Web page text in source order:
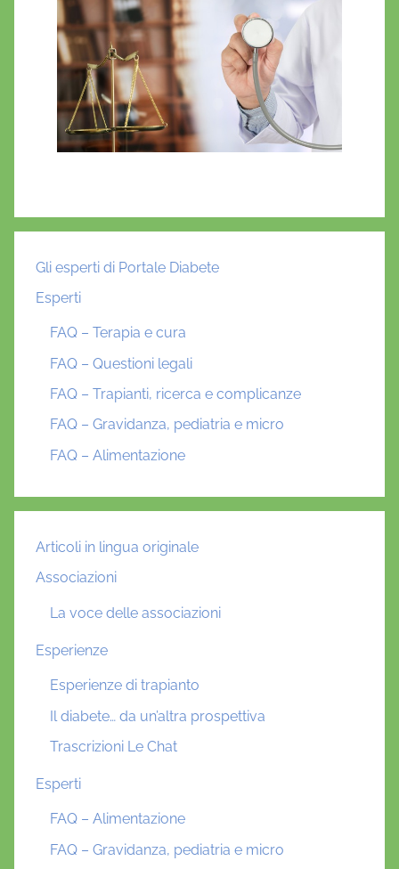
Gli esperti di Portale Diabete
Esperti
FAQ – Terapia e cura
FAQ – Questioni legali
FAQ – Trapianti, ricerca e complicanze
FAQ – Gravidanza, pediatria e micro
FAQ – Alimentazione
Articoli in lingua originale
Associazioni
La voce delle associazioni
Esperienze
Esperienze di trapianto
Il diabete… da un’altra prospettiva
Trascrizioni Le Chat
Esperti
FAQ – Alimentazione
FAQ – Gravidanza, pediatria e micro